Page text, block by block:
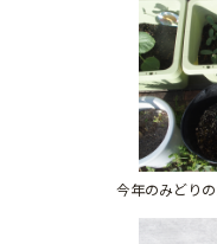
今年のみどり